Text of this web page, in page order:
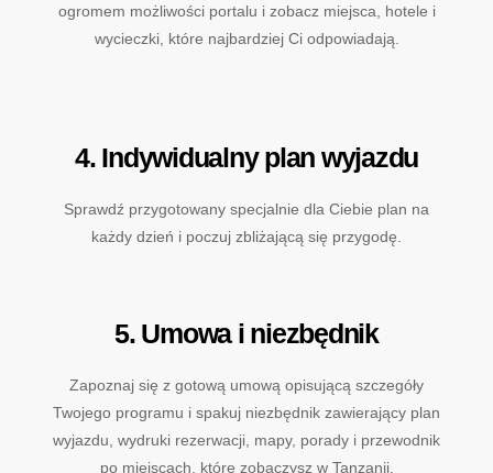
ogromem możliwości portalu i zobacz miejsca, hotele i
wycieczki, które najbardziej Ci odpowiadają.
4. Indywidualny plan wyjazdu
Sprawdź przygotowany specjalnie dla Ciebie plan na
każdy dzień i poczuj zbliżającą się przygodę.
5. Umowa i niezbędnik
Zapoznaj się z gotową umową opisującą szczegóły
Twojego programu i spakuj niezbędnik zawierający plan
wyjazdu, wydruki rezerwacji, mapy, porady i przewodnik
po miejscach, które zobaczysz w Tanzanii.